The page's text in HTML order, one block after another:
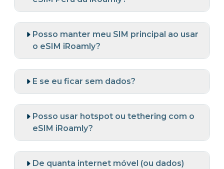
Posso manter meu SIM principal ao usar
o eSIM iRoamly?
E se eu ficar sem dados?
Posso usar hotspot ou tethering com o
eSIM iRoamly?
De quanta internet móvel (ou dados)